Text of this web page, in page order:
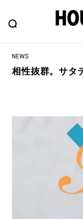
FEATURE
ヒップなファッシ
#ESSENTIAL
#NEW VINTAGE
#路地裏てぃーん
#GH 銘品の所以
#Commune H
NEWS
相性抜群。サタ